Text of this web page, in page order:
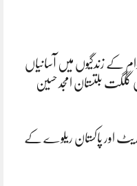
کے زندگیوں میں آسانیاں
گلگت بلتستان امجد حسین
اور پاکستان ریلوے کے